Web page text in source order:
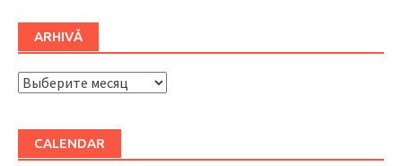
ARHIVĂ
ARHIVĂ
CALENDAR